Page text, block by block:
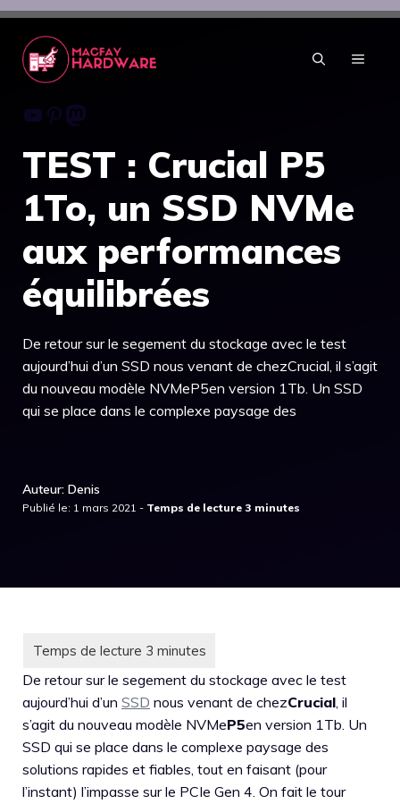
Aller
contenu
MENU
Youtube
Pinterest
Mastodon
TEST : Crucial P5
1To, un SSD NVMe
aux performances
équilibrées
De retour sur le segement du stockage avec le test
aujourd’hui d’un SSD nous venant de chezCrucial, il s’agit
du nouveau modèle NVMeP5en version 1Tb. Un SSD
qui se place dans le complexe paysage des
Auteur: Denis
Publié le: 1 mars 2021 -
De retour sur le segement du stockage avec le test
aujourd’hui d’un SSD nous venant de chezCrucial, il
s’agit du nouveau modèle NVMeP5en version 1Tb. Un
SSD qui se place dans le complexe paysage des
solutions rapides et fiables, tout en faisant (pour
l’instant) l’impasse sur le PCIe Gen 4. On fait le tour